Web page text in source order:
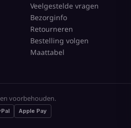
Veelgestelde vragen
Bezorginfo
Retourneren
Bestelling volgen
Maattabel
voorbehouden.
Apple Pay